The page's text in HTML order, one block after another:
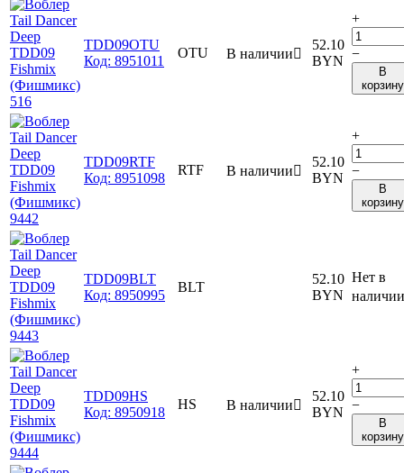
TDD09OTU
Код: 8951011
OTU В наличии
52.10
BYN
+
−
В
корзину
TDD09RTF
Код: 8951098
RTF В наличии
52.10
BYN
+
−
В
корзину
TDD09BLT
Код: 8950995
BLT
52.10
BYN
Нет в
наличии
TDD09HS
Код: 8950918
HS В наличии
52.10
BYN
+
−
В
корзину